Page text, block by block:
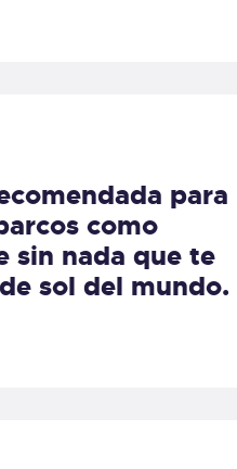
para
como
sin nada que te
sol del mundo.